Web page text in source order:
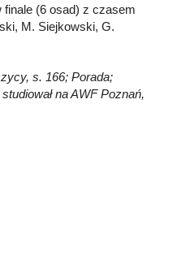
(6 osad) z czasem
M. Siejkowski, G.
s. 166; Porada;
na AWF Poznań,